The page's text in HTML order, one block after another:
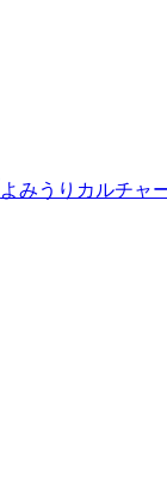
よみうりカルチャ